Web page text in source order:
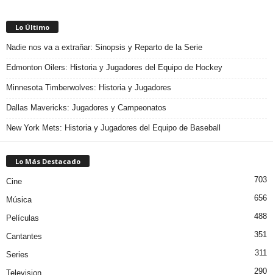
Lo Último
Nadie nos va a extrañar: Sinopsis y Reparto de la Serie
Edmonton Oilers: Historia y Jugadores del Equipo de Hockey
Minnesota Timberwolves: Historia y Jugadores
Dallas Mavericks: Jugadores y Campeonatos
New York Mets: Historia y Jugadores del Equipo de Baseball
Lo Más Destacado
Cine 703
Música 656
Películas 488
Cantantes 351
Series 311
Television 290